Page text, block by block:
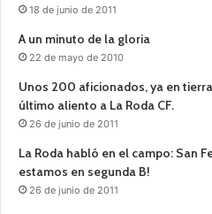
18 de junio de 2011
A un minuto de la gloria
22 de mayo de 2010
Unos 200 aficionados, ya en
último aliento a La Roda CF.
26 de junio de 2011
La Roda habló en el campo: San
estamos en segunda B!
26 de junio de 2011